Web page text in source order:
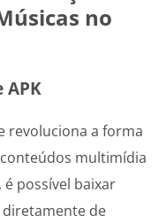
no
APK
revoluciona a forma
multimídia
possível baixar
de